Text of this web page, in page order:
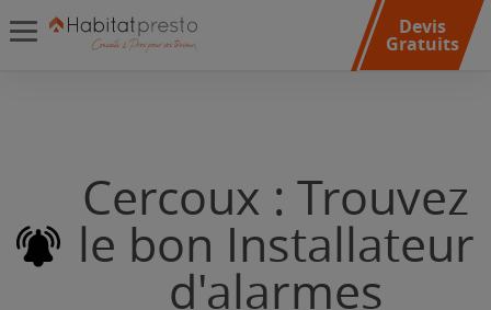
Devis
Gratuits
Cercoux : Trouvez
le bon Installateur
d'alarmes